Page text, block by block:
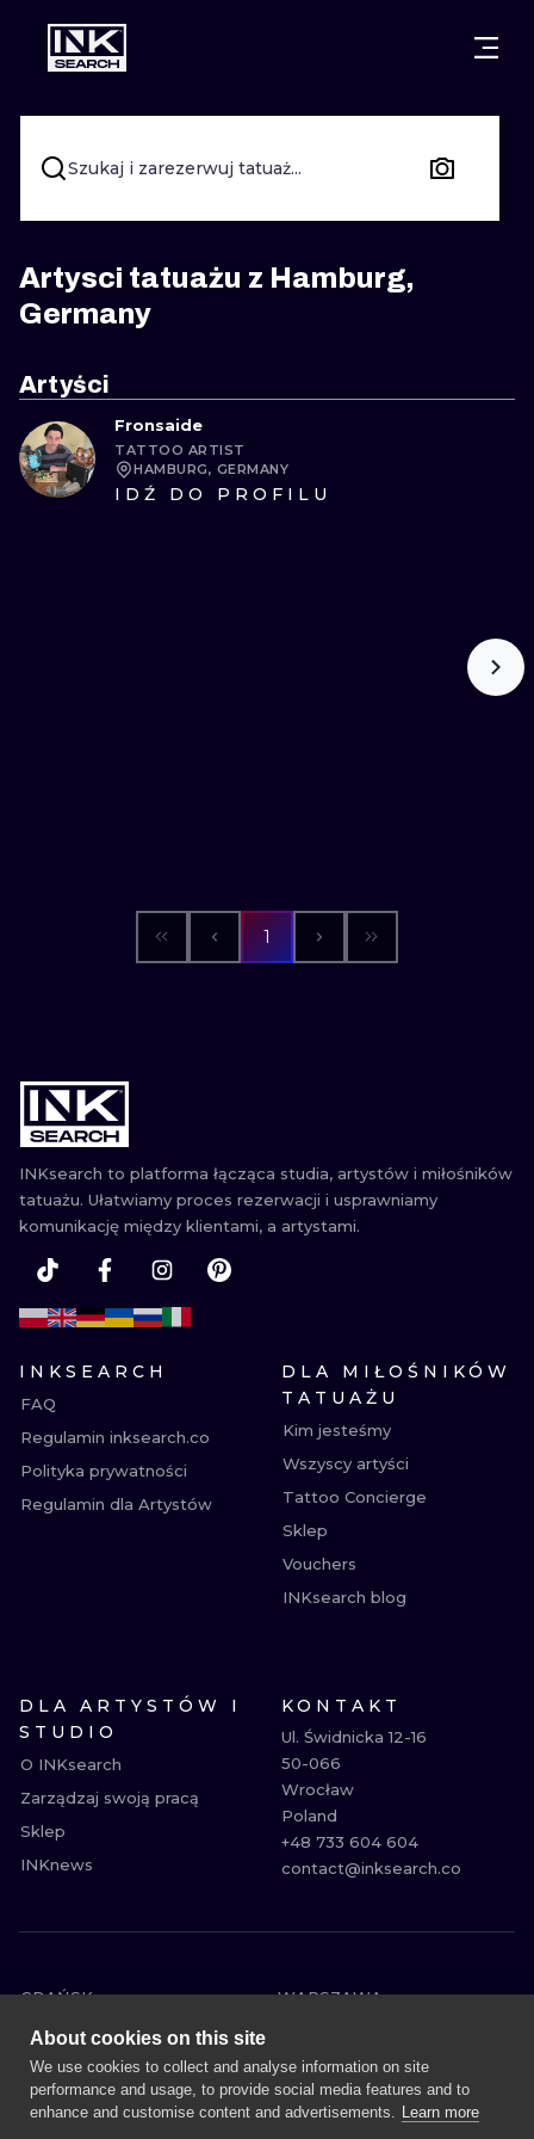
MIASTA GDAŃSK
WARSZAWA POZNAŃ
KRAKÓW KATOWICE
WROCŁAW ŁÓDŹ
BERLIN
PRAGA
STYLE
KALIGRAFIA
NEW
TRIBAL
Szukaj i zarezerwuj tatuaż...
Artysci tatuażu z Hamburg,
Germany
Artyści
Fronsaide
TATTOO ARTIST
HAMBURG, GERMANY
IDŹ DO PROFILU
1
INKsearch to platforma łącząca studia, artystów i miłośników
tatuażu. Ułatwiamy proces rezerwacji i usprawniamy
komunikację między klientami, a artystami.
INKSEARCH
FAQ
Regulamin inksearch.co
Polityka prywatności
Regulamin dla Artystów
DLA MIŁOŚNIKÓW
TATUAŻU
Kim jesteśmy
Wszyscy artyści
Tattoo Concierge
Sklep
Vouchers
INKsearch blog
DLA ARTYSTÓW I
STUDIO
O INKsearch
Zarządzaj swoją pracą
Sklep
INKnews
KONTAKT
Ul. Świdnicka 12-16
50-066
Wrocław
Poland
+48 733 604 604
contact@inksearch.co
GDAŃSK
WARSZAWA
POZNAŃ
KATOWICE
WROCŁAW
ŁÓDŹ
BERLIN
About cookies on this site
We use cookies to collect and analyse information on site
performance and usage, to provide social media features and to
enhance and customise content and advertisements. Learn more